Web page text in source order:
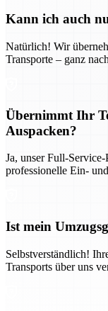
Kann ich auch
Natürlich! Wir
Transporte – ganz
Übernimmt Ihr
Auspacken?
Ja, unser Full-
professionelle Ein-
Ist mein
Selbstverständlich!
Transports über uns